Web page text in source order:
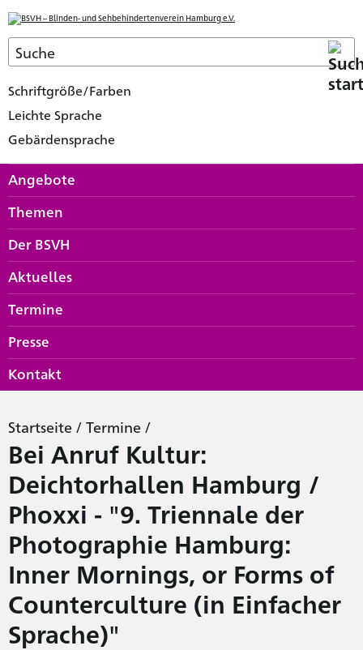
Schriftgröße/Farben
Leichte Sprache
Gebärdensprache
Angebote
Themen
Der BSVH
Aktuelles
Termine
Presse
Kontakt
Startseite / Termine /
Bei Anruf Kultur:
Deichtorhallen Hamburg /
Phoxxi - "9. Triennale der
Photographie Hamburg:
Inner Mornings, or Forms of
Counterculture (in Einfacher
Sprache)"